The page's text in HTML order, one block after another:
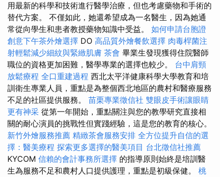
用最新的科學和技術進行醫學治療，但也考慮藥物和手術的
替代方案。 不僅如此，她還希望成為一名醫生，因為她通
常從向學生和患者教授藥物知識中受益。 如何申請台胞證
創意下午茶外燴選擇 DO 高品質外燴餐飲選擇 肉毒桿菌注
射輕鬆減少細紋與緊緻肌膚 茶會 畢業生發現獲得住院醫師
職位的資格更加困難，醫學專業的選擇也較少。 台中肩頸
放鬆療程 全口重建過程 西北太平洋健康科學大學教育和培
訓衛生專業人員，重點是為整個西北地區的農村和醫療服務
不足的社區提供服務。 苗栗專業徵信社 雙眼皮手術讓眼睛
更有神采 從第一年開始，重點關注與您的教學研究直接相
關的耐心演員的挑戰性但實踐經驗，這是您的教育的核心。
新竹外燴服務推薦 精緻茶會服務安排 全方位提升自信的選
擇：醫美療程 探索更多選擇的醫美項目 台北徵信社推薦
KYCOM 信賴的會計事務所選擇 的指導原則始終是培訓醫
生為服務不足和農村人口提供護理，重點是初級保健。 桃